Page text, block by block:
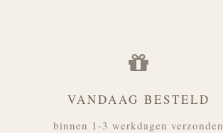
VANDAAG BESTELD
binnen 1-3 werkdagen verzonden